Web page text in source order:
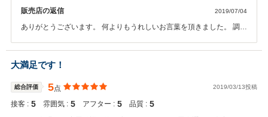
在住ですので、なかなか顔を出すことが出来ませんが、近いうちにおじゃま
したいと思ってます。 末永いお付き合いをよろしくお願いします。
販売店の返信 2019/07/04
ありがとうございます。 何よりもうれしいお言葉を頂きました。 調子
大満足です！
総合評価 5点 2019/03/13投稿
接客 : 5 雰囲気 : 5 アフター : 5 品質 : 5